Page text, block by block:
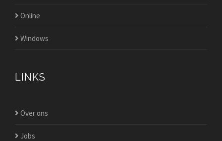
Online
Windows
LINKS
Over ons
Jobs